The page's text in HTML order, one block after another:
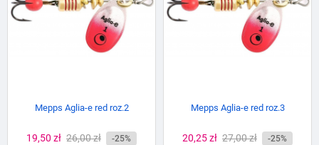
Mepps Aglia-e red roz.2
Cena
19,50 zł Cena
26,00 zł -25%
Mepps Aglia-e red roz.3
Cena
20,25 zł Cena
27,00 zł -25%